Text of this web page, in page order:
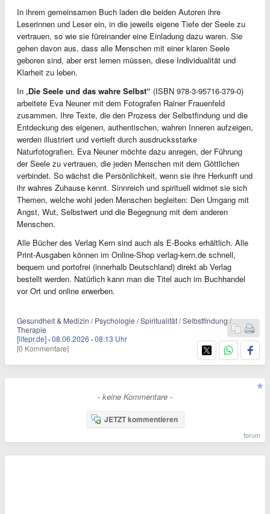
In ihrem gemeinsamen Buch laden die beiden Autoren ihre
Leserinnen und Leser ein, in die jeweils eigene Tiefe der Seele zu
vertrauen, so wie sie füreinander eine Einladung dazu waren. Sie
gehen davon aus, dass alle Menschen mit einer klaren Seele
geboren sind, aber erst lernen müssen, diese Individualität und
Klarheit zu leben.
In „Die Seele und das wahre Selbst“ (ISBN 978-3-95716-379-0)
arbeitete Eva Neuner mit dem Fotografen Rainer Frauenfeld
zusammen. Ihre Texte, die den Prozess der Selbstfindung und die
Entdeckung des eigenen, authentischen, wahren Inneren aufzeigen,
werden illustriert und vertieft durch ausdrucksstarke
Naturfotografien. Eva Neuner möchte dazu anregen, der Führung
der Seele zu vertrauen, die jeden Menschen mit dem Göttlichen
verbindet. So wächst die Persönlichkeit, wenn sie ihre Herkunft und
ihr wahres Zuhause kennt. Sinnreich und spirituell widmet sie sich
Themen, welche wohl jeden Menschen begleiten: Den Umgang mit
Angst, Wut, Selbstwert und die Begegnung mit dem anderen
Menschen.
Alle Bücher des Verlag Kern sind auch als E-Books erhältlich. Alle
Print-Ausgaben können im Online-Shop verlag-kern.de schnell,
bequem und portofrei (innerhalb Deutschland) direkt ab Verlag
bestellt werden. Natürlich kann man die Titel auch im Buchhandel
vor Ort und online erwerben.
Gesundheit & Medizin / Psychologie / Spiritualität / Selbstfindung /
Therapie
[lifepr.de] ·08.06.2026 ·08:13 Uhr
[0 Kommentare]
- keine Kommentare -
JETZT kommentieren
forum